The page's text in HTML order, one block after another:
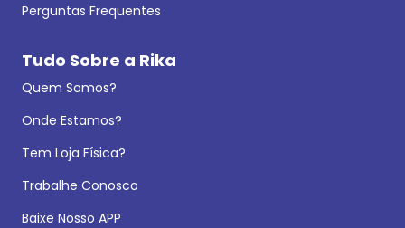
Perguntas Frequentes
Tudo Sobre a Rika
Quem Somos?
Onde Estamos?
Tem Loja Física?
Trabalhe Conosco
Baixe Nosso APP